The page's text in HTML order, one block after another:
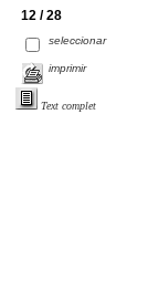
12 / 28
seleccionar
imprimir
Text complet